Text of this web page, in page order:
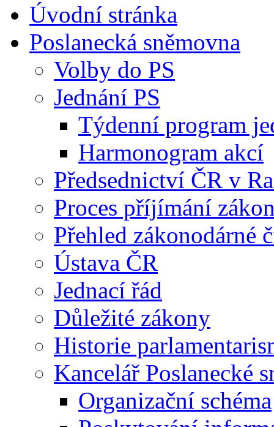
Úvodní stránka
Poslanecká sněmovna
Volby do PS
Jednání PS
Týdenní program
Harmonogram akcí
Předsednictví ČR v
Proces příjímání
Přehled zákonodárné
Ústava ČR
Jednací řád
Důležité zákony
Historie
Kancelář Poslanecké
Organizační schéma